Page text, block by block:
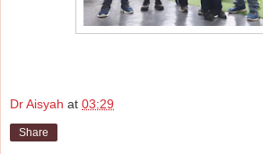
Dr Aisyah at 03:29
Share